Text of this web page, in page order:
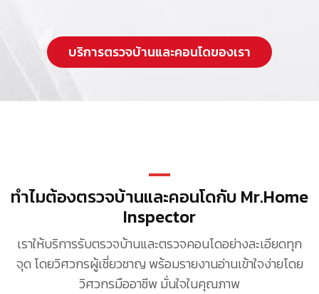
บริการตรวจบ้านและคอนโดของเรา
ทำไมต้องตรวจบ้านและคอนโดกับ Mr.Home
Inspector
เราให้บริการรับตรวจบ้านและตรวจคอนโดอย่างละเอียดทุก
จุด โดยวิศวกรผู้เชี่ยวชาญ พร้อมรายงานอ่านเข้าใจง่ายโดย
วิศวกรมืออาชีพ มั่นใจในคุณภาพ